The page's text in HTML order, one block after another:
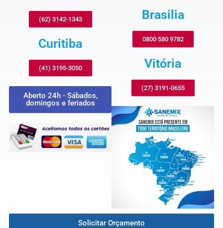
(62) 3142-1343
Curitiba
(41) 3195-3050
Aberto 24h - Sábados,
domingos e feriados
Brasilia
0800 580 9782
Vitória
(27) 3191-0655
Solicitar Orçamento